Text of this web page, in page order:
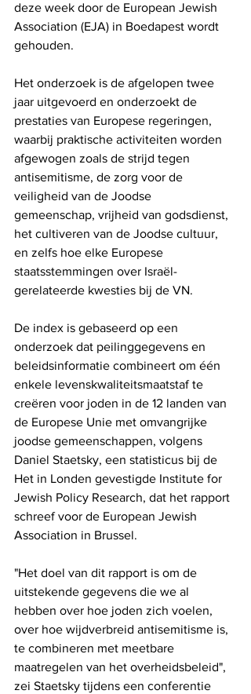
deze week door de European Jewish
Association (EJA) in Boedapest wordt
gehouden.
Het onderzoek is de afgelopen twee
jaar uitgevoerd en onderzoekt de
prestaties van Europese regeringen,
waarbij praktische activiteiten worden
afgewogen zoals de strijd tegen
antisemitisme, de zorg voor de
veiligheid van de Joodse
gemeenschap, vrijheid van godsdienst,
het cultiveren van de Joodse cultuur,
en zelfs hoe elke Europese
staatsstemmingen over Israël-
gerelateerde kwesties bij de VN.
De index is gebaseerd op een
onderzoek dat peilinggegevens en
beleidsinformatie combineert om één
enkele levenskwaliteitsmaatstaf te
creëren voor joden in de 12 landen van
de Europese Unie met omvangrijke
joodse gemeenschappen, volgens
Daniel Staetsky, een statisticus bij de
Het in Londen gevestigde Institute for
Jewish Policy Research, dat het rapport
schreef voor de European Jewish
Association in Brussel.
"Het doel van dit rapport is om de
uitstekende gegevens die we al
hebben over hoe joden zich voelen,
over hoe wijdverbreid antisemitisme is,
te combineren met meetbare
maatregelen van het overheidsbeleid",
zei Staetsky tijdens een conferentie